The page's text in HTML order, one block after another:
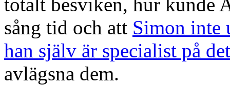
sång tid och att Simon inte
han själv är specialist på det
avlägsna dem.